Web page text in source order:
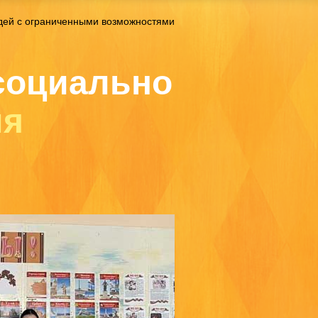
с ограниченными возможностями